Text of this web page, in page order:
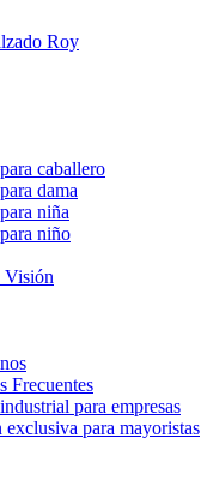
caballero
dama
niña
niño
Frecuentes
para empresas
exclusiva para mayoristas